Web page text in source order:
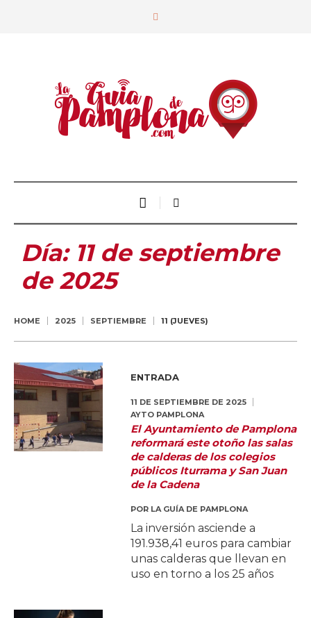
Día: 11 de septiembre
de 2025
HOME 2025 SEPTIEMBRE 11 (JUEVES)
ENTRADA
11 DE SEPTIEMBRE DE 2025
AYTO PAMPLONA
El Ayuntamiento de Pamplona
reformará este otoño las salas
de calderas de los colegios
públicos Iturrama y San Juan
de la Cadena
POR LA GUÍA DE PAMPLONA
La inversión asciende a
191.938,41 euros para cambiar
unas calderas que llevan en
uso en torno a los 25 años